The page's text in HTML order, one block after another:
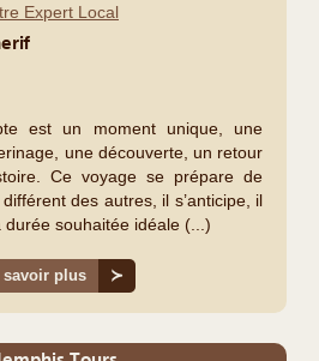
Expert Local
est un moment unique, une
une découverte, un retour
Ce voyage se prépare de
des autres, il s’anticipe, il
souhaitée idéale (...)
savoir plus ≻